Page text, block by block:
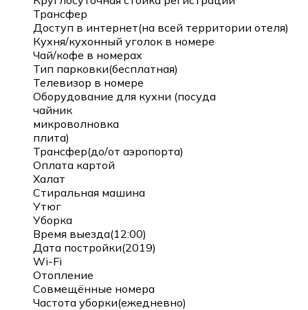
Трансфер
Доступ в интернет(на всей территории отеля)
Кухня/кухонный уголок в номере
Чай/кофе в номерах
Тип парковки(бесплатная)
Телевизор в номере
Оборудование для кухни (посуда
чайник
микроволновка
плита)
Трансфер(до/от аэропорта)
Оплата картой
Халат
Стиральная машина
Утюг
Уборка
Время выезда(12:00)
Дата постройки(2019)
Wi-Fi
Отопление
Совмещённые номера
Частота уборки(ежедневно)